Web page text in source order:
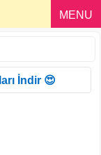
MENU
İndir 😍